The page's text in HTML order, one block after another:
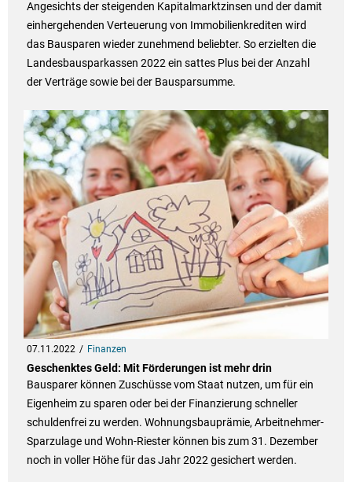
Angesichts der steigenden Kapitalmarktzinsen und der damit
einhergehenden Verteuerung von Immobilienkrediten wird
das Bausparen wieder zunehmend beliebter. So erzielten die
Landesbausparkassen 2022 ein sattes Plus bei der Anzahl
der Verträge sowie bei der Bausparsumme.
07.11.2022 Finanzen
Geschenktes Geld: Mit Förderungen ist mehr drin
Bausparer können Zuschüsse vom Staat nutzen, um für ein
Eigenheim zu sparen oder bei der Finanzierung schneller
schuldenfrei zu werden. Wohnungsbauprämie, Arbeitnehmer-
Sparzulage und Wohn-Riester können bis zum 31. Dezember
noch in voller Höhe für das Jahr 2022 gesichert werden.